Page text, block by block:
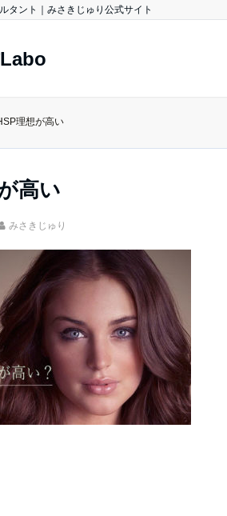
タント｜みさきじゅり公式サイト
理想が高い
高い
みさきじゅり